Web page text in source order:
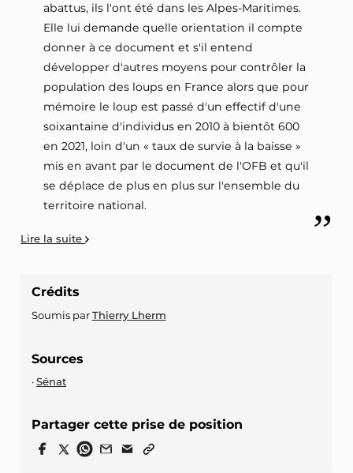
abattus, ils l'ont été dans les Alpes-Maritimes.
Elle lui demande quelle orientation il compte
donner à ce document et s'il entend
développer d'autres moyens pour contrôler la
population des loups en France alors que pour
mémoire le loup est passé d'un effectif d'une
soixantaine d'individus en 2010 à bientôt 600
en 2021, loin d'un « taux de survie à la baisse »
mis en avant par le document de l'OFB et qu'il
se déplace de plus en plus sur l'ensemble du
territoire national.
Lire la suite
Crédits
Soumis parThierry Lherm
Sources
Sénat
Partager cette prise de position